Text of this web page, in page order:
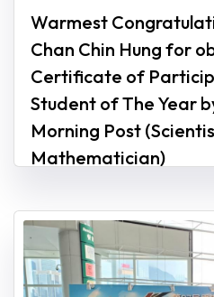
Warmest
Chan Chin Hung for
Certificate of
Student of The Year
Morning Post
Mathematician)